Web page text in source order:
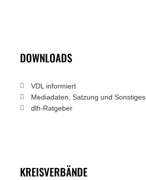
DOWNLOADS
VDL informiert
Mediadaten, Satzung und Sonstiges
dlh-Ratgeber
KREISVERBÄNDE